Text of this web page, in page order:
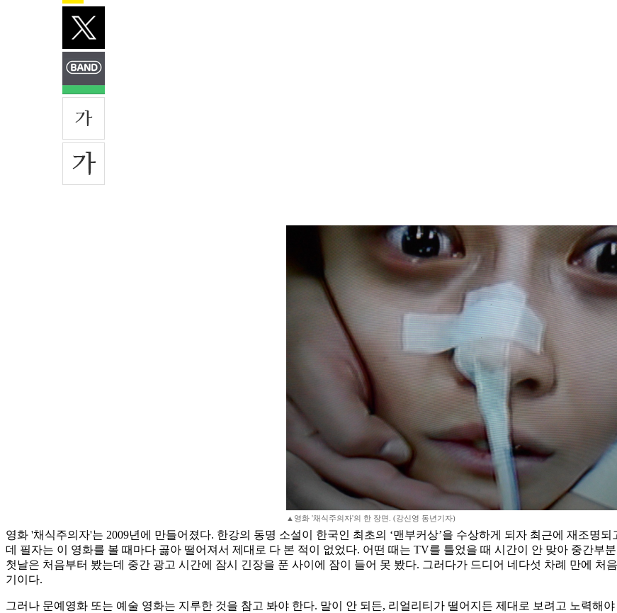
▲영화 '채식주의자'의 한 장면. (강신영 동년기자)
영화 '채식주의자'는 2009년에 만들어졌다. 한강의 동명 소설이 한국인 최초의 ‘맨부커상’을 수상하게 되자 최근에 재조명
데 필자는 이 영화를 볼 때마다 곯아 떨어져서 제대로 다 본 적이 없었다. 어떤 때는 TV를 틀었을 때 시간이 안 맞아 중간부
첫날은 처음부터 봤는데 중간 광고 시간에 잠시 긴장을 푼 사이에 잠이 들어 못 봤다. 그러다가 드디어 네다섯 차례 만에 처
기이다.
그러나 문예영화 또는 예술 영화는 지루한 것을 참고 봐야 한다. 말이 안 되든, 리얼리티가 떨어지든 제대로 보려고 노력해